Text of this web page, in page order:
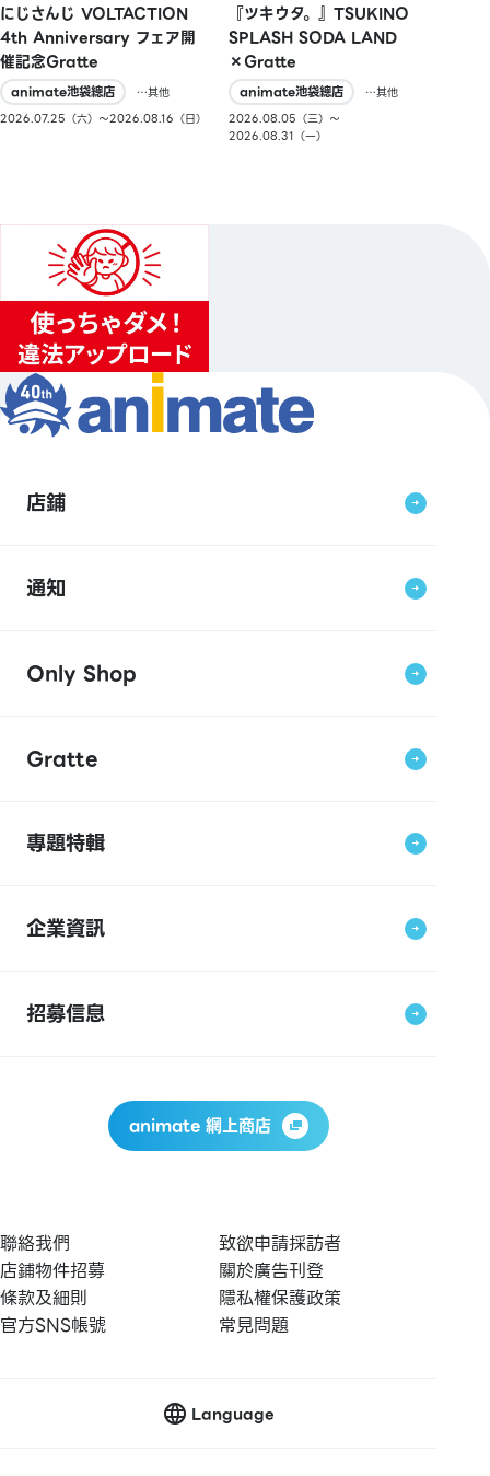
にじさんじ VOLTACTION
4th Anniversary フェア開
催記念Gratte
animate池袋總店
…其他
2026.07.25（六）〜2026.08.16（日）
『ツキウタ。』TSUKINO
SPLASH SODA LAND
×Gratte
animate池袋總店
…其他
2026.08.05（三）〜
2026.08.31（一）
店鋪
通知
Only Shop
Gratte
專題特輯
企業資訊
招募信息
animate 網上商店
聯絡我們
致欲申請採訪者
店鋪物件招募
關於廣告刊登
條款及細則
隱私權保護政策
官方SNS帳號
常見問題
Language